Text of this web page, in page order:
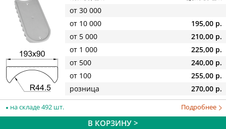
от 30 000
от 10 000
195,00 р.
от 5 000
210,00 р.
от 1 000
225,00 р.
от 500
240,00 р.
от 100
255,00 р.
розница
270,00 р.
на складе 492 шт. Подробнее
В КОРЗИНУ >